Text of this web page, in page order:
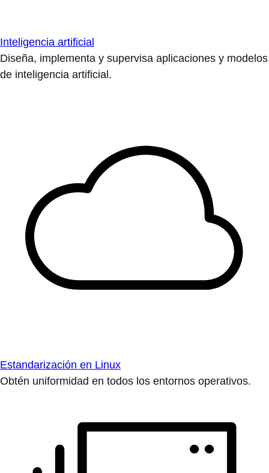
Inteligencia artificial
Diseña, implementa y supervisa aplicaciones y modelos
de inteligencia artificial.
Estandarización en Linux
Obtén uniformidad en todos los entornos operativos.